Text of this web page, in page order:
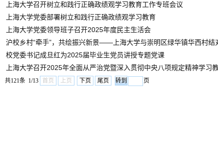
上海大学召开树立和践行正确政绩观学习教育工作专班会议
上海大学党委部署树立和践行正确政绩观学习教育
上海大学党委领导班子召开2025年度民主生活会
沪校乡村“牵手”，共绘振兴新景——上海大学与崇明区绿华镇华西村结
校党委书记成旦红为2025届毕业生党员讲授专题党课
上海大学召开2025年全面从严治党暨深入贯彻中央八项规定精神学习
共121条 1/13 首页 上页 下页 尾页 页